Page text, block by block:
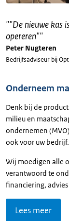
""De nieuwe kas
opereren""
Peter Nugteren
Bedrijfsadviseur bij
Onderneem
Denk bij de
milieu en
ondernemen
ook voor uw bedrijf.
Wij moedigen alle
verantwoord te
financiering,
Lees meer